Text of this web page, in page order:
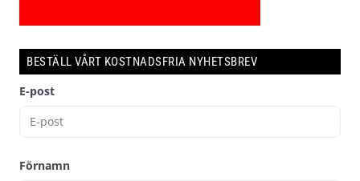
BESTÄLL VÅRT KOSTNADSFRIA NYHETSBREV
E-post
Förnamn